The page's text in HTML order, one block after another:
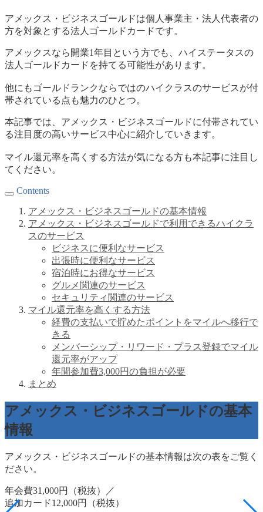
アメックス・ビジネスゴールドは個人事業主・法人代表者の
方を対象とする法人ゴールドカードです。
アメックスなら開業1年目という方でも、ハイステータスの
法人ゴールドカードを持てる可能性があります。
他にもゴールドランクならではのハイクラスのサービスが付
帯されている点も魅力のひとつ。
本記事では、アメックス・ビジネスゴールドに付帯されてい
る注目度の高いサービス中心に紹介していきます。
マイル還元率を高くする方法が気になる方も本記事に注目し
てください。
Contents
アメックス・ビジネスゴールドの基本情報
アメックス・ビジネスゴールドで利用できるハイクラ
スのサービス
ビジネスに便利なサービス
出張時に便利なサービス
宿泊時にお得なサービス
グルメ関連のサービス
セキュリティ関連のサービス
マイル還元率を高くする方法
経費の支払いで貯めたポイントをマイルへ移行で
きる
メンバーシップ・リワード・プラス登録でマイル
還元率がアップ
年間参加費3,000円の負担が必要
まとめ
アメックス・ビジネスゴールドの基本
情報
アメックス・ビジネスゴールドの基本情報は次の表をご覧く
ださい。
年会費31,000円（税抜）／
追加カード12,000円（税抜）